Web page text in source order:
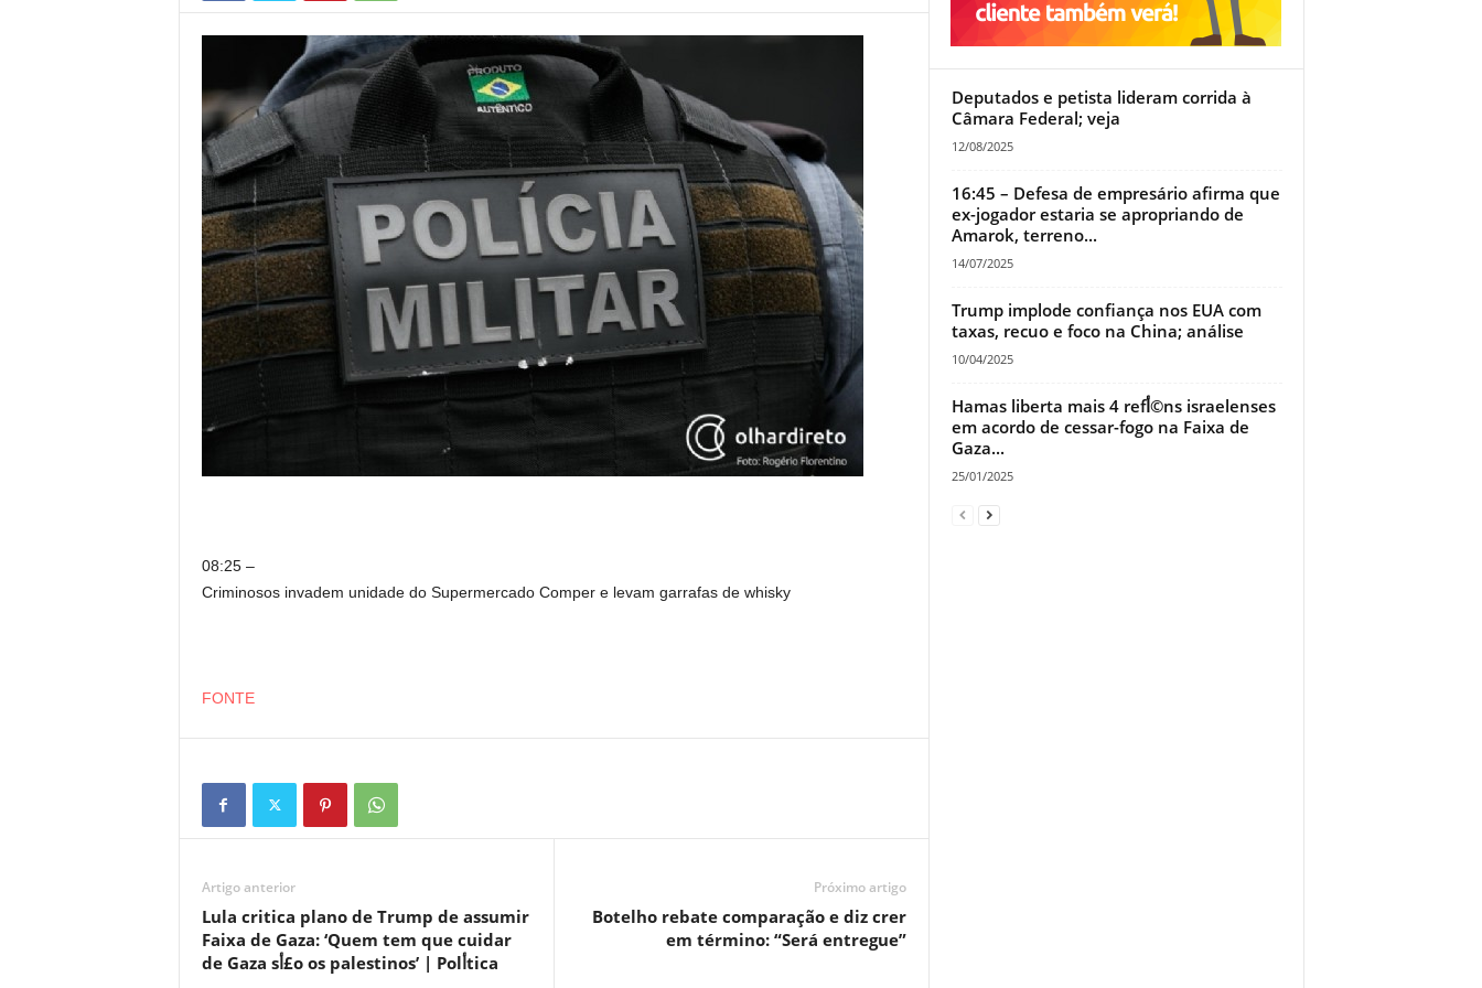
08:25 –
Criminosos invadem unidade do Supermercado Comper e levam garrafas de whisky
FONTE
Artigo anterior
Lula critica plano de Trump de assumir
Faixa de Gaza: ‘Quem tem que cuidar
de Gaza sأ£o os palestinos’ | Polأ­tica
Próximo artigo
Botelho rebate comparação e diz crer
em término: “Será entregue”
Deputados e petista lideram corrida à
Câmara Federal; veja
12/08/2025
16:45 – Defesa de empresário afirma que
ex-jogador estaria se apropriando de
Amarok, terreno...
14/07/2025
Trump implode confiança nos EUA com
taxas, recuo e foco na China; análise
10/04/2025
Hamas liberta mais 4 refأ©ns israelenses
em acordo de cessar-fogo na Faixa de
Gaza...
25/01/2025